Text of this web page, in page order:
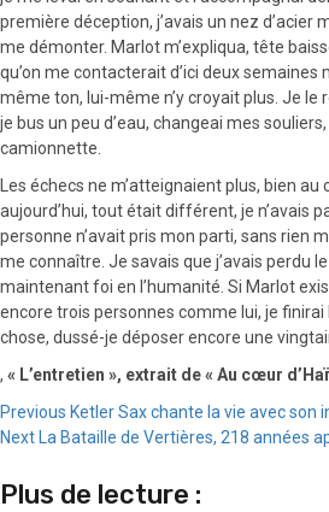
première déception, j’avais un nez d’acier
me démonter. Marlot m’expliqua, tête
qu’on me contacterait d’ici deux semaines
même ton, lui-même n’y croyait plus. Je le
je bus un peu d’eau, changeai mes
camionnette.
Les échecs ne m’atteignaient plus, bien au
aujourd’hui, tout était différent, je n’avais
personne n’avait pris mon parti, sans rien
me connaître. Je savais que j’avais perdu le
maintenant foi en l’humanité. Si Marlot
encore trois personnes comme lui, je
chose, dussé-je déposer encore une
, « L’entretien », extrait de « Au cœur
Continue
Reading
Previous Ketler Sax chante la vie avec
Next La Bataille de Vertières, 218 années
Plus de lecture :